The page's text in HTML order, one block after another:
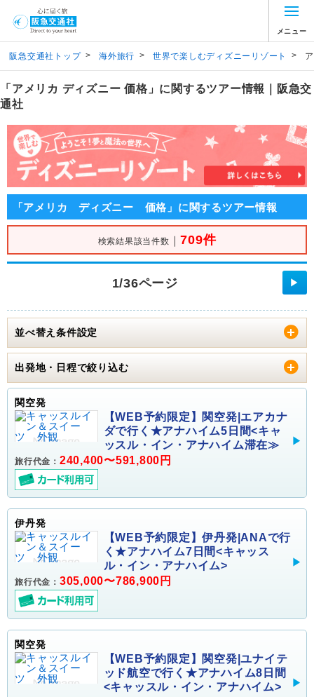
メニュー
阪急交通社トップ > 海外旅行 > 世界で楽しむディズニーリゾート >
「アメリカ ディズニー 価格」に関するツアー情報｜阪急交
通社
「アメリカ ディズニー 価格」に関するツアー情報
検索結果該当件数 ｜709件
1/36ページ ▶
並べ替え条件設定
出発地・日程で絞り込む
関空発
【WEB予約限定】関空発|エアカナ
ダで行く★アナハイム5日間<キャ
ッスル・イン・アナハイム滞在≫
旅行代金： 240,400〜591,800円
伊丹発
【WEB予約限定】伊丹発|ANAで行
く★アナハイム7日間<キャッス
ル・イン・アナハイム>
旅行代金： 305,000〜786,900円
関空発
【WEB予約限定】関空発|ユナイテ
ッド航空で行く★アナハイム8日間
<キャッスル・イン・アナハイム>